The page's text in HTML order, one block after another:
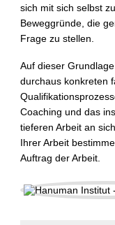
sich mit sich selbst
Beweggründe, die
Frage zu stellen.
Auf dieser
durchaus konkreten
Coaching und das
tieferen Arbeit an
Ihrer Arbeit
Auftrag der Arbeit.